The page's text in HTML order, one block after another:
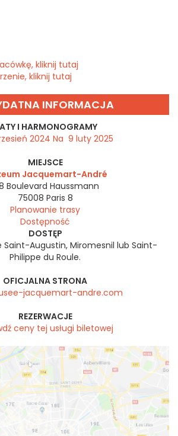
kliknij tutaj
kliknij tutaj
INFORMACJA
I HARMONOGRAMY
2024 Na 9 luty 2025
MIEJSCE
Jacquemart-André
Boulevard Haussmann
75008 Paris 8
Planowanie trasy
Dostępność
DOSTĘP
Saint-Augustin, Miromesnil lub Saint-
Philippe du Roule.
OFICJALNA STRONA
jacquemart-andre.com
REZERWACJE
ceny tej usługi biletowej